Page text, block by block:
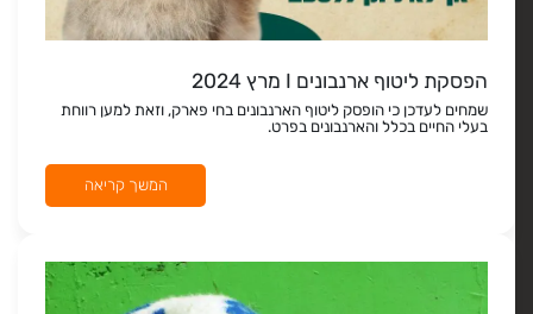
הפסקת ליטוף ארנבונים I מרץ 2024
שמחים לעדכן כי הופסק ליטוף הארנבונים בחי פארק, וזאת למען רווחת
בעלי החיים בכלל והארנבונים בפרט.
המשך קריאה